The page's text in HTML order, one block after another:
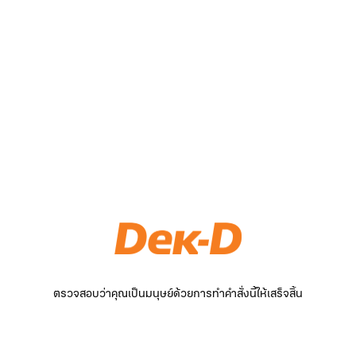
ตรวจสอบว่าคุณเป็นมนุษย์ด้วยการทำคำสั่งนี้ให้เสร็จสิ้น